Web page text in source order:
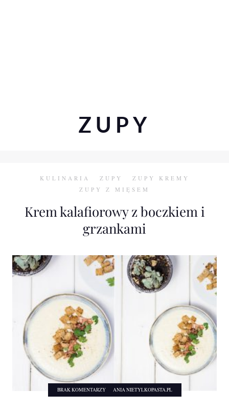
ZUPY
KULINARIA ZUPY
ZUPY KREMY
ZUPY Z MIĘSEM
Krem kalafiorowy z boczkiem i
grzankami
BRAK KOMENTARZY ANIA NIETYLKOPASTA.PL